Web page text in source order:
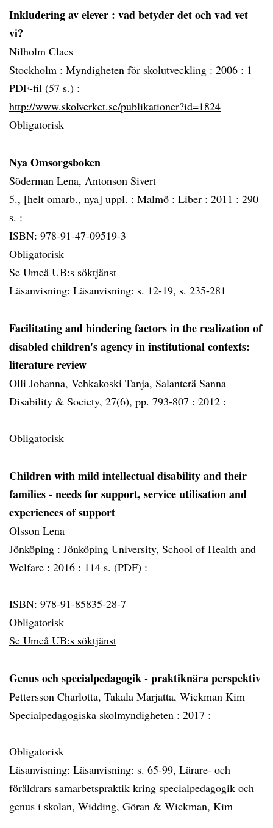
Inkludering av elever : vad betyder det och vad vet
vi?
Nilholm Claes
Stockholm : Myndigheten för skolutveckling : 2006 : 1
PDF-fil (57 s.) :
http://www.skolverket.se/publikationer?id=1824
Obligatorisk
Nya Omsorgsboken
Söderman Lena, Antonson Sivert
5., [helt omarb., nya] uppl. : Malmö : Liber : 2011 : 290
s. :
ISBN: 978-91-47-09519-3
Obligatorisk
Se Umeå UB:s söktjänst
Läsanvisning: Läsanvisning: s. 12-19, s. 235-281
Facilitating and hindering factors in the realization of
disabled children's agency in institutional contexts:
literature review
Olli Johanna, Vehkakoski Tanja, Salanterä Sanna
Disability & Society, 27(6), pp. 793-807 : 2012 :
Obligatorisk
Children with mild intellectual disability and their
families - needs for support, service utilisation and
experiences of support
Olsson Lena
Jönköping : Jönköping University, School of Health and
Welfare : 2016 : 114 s. (PDF) :
ISBN: 978-91-85835-28-7
Obligatorisk
Se Umeå UB:s söktjänst
Genus och specialpedagogik - praktiknära perspektiv
Pettersson Charlotta, Takala Marjatta, Wickman Kim
Specialpedagogiska skolmyndigheten : 2017 :
Obligatorisk
Läsanvisning: Läsanvisning: s. 65-99, Lärare- och
föräldrars samarbetspraktik kring specialpedagogik och
genus i skolan, Widding, Göran & Wickman, Kim